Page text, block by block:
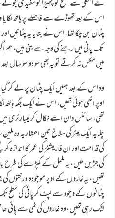
نے انگلی سے سطح کو چھیڑا تو سفیدی
اس کے بعد تھوڑے سے فاصلے پر ہاتھ لگایا
چٹان بن چکا تھا، اس نے بتایا یہ چٹانیں
تک پانی میں رہنے کی وجہ سے بنی ہیں، ہم
میں مکس نہ کرتے تو یہ بھی سو دو سو سال
وہ اس کے بعد ہمیں ایک چٹان پر لے کر
اوپر اٹھی ہوئی تھیں، اس نے ایک جگہ ہاتھ
تھی، سائنس دان اسے نکال کر لیبارٹری
چلا یہ ایک میٹر کی سلاخ تین اعشاریہ دو
کی قدامت اور ان فارمیشنز کی عمر کا اندازہ
کی جڑیں ملیں، یہ ململ کے کپڑے کی طرح
تھیں، یہ غاروں کے اوپر موجودہ درختوں کی
چٹانوں کے وجود سے لپٹ کر پانی کی سطح
لٹک رہی تھیں، وہ غاروں کی نمی سے پانی